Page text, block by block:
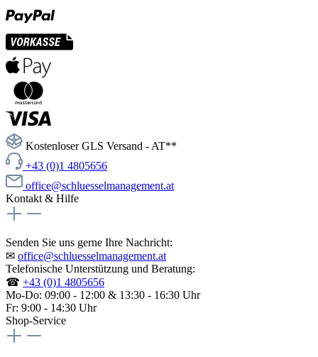
Kostenloser GLS Versand - AT**
+43 (0)1 4805656
office@schluesselmanagement.at
Kontakt & Hilfe
Senden Sie uns gerne Ihre Nachricht:
✉ office@schluesselmanagement.at
Telefonische Unterstützung und Beratung:
☎ +43 (0)1 4805656
Mo-Do: 09:00 - 12:00 & 13:30 - 16:30 Uhr
Fr: 9:00 - 14:30 Uhr
Shop-Service